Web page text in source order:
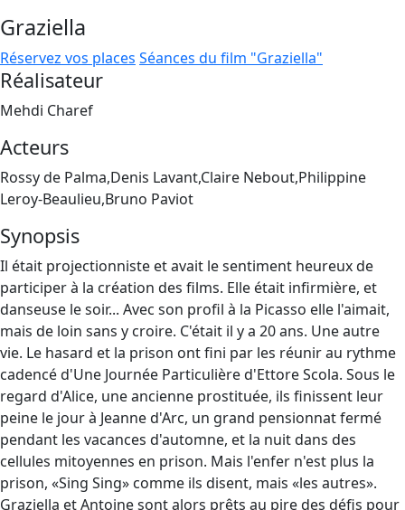
Graziella
Réservez vos places Séances du film "Graziella"
Réalisateur
Mehdi Charef
Acteurs
Rossy de Palma,Denis Lavant,Claire Nebout,Philippine
Leroy-Beaulieu,Bruno Paviot
Synopsis
Il était projectionniste et avait le sentiment heureux de
participer à la création des films. Elle était infirmière, et
danseuse le soir... Avec son profil à la Picasso elle l'aimait,
mais de loin sans y croire. C'était il y a 20 ans. Une autre
vie. Le hasard et la prison ont fini par les réunir au rythme
cadencé d'Une Journée Particulière d'Ettore Scola. Sous le
regard d'Alice, une ancienne prostituée, ils finissent leur
peine le jour à Jeanne d'Arc, un grand pensionnat fermé
pendant les vacances d'automne, et la nuit dans des
cellules mitoyennes en prison. Mais l'enfer n'est plus la
prison, «Sing Sing» comme ils disent, mais «les autres».
Graziella et Antoine sont alors prêts au pire des défis pour